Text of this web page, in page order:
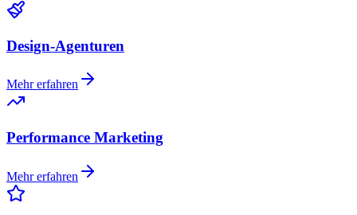
Design-Agenturen
Mehr erfahren
Performance Marketing
Mehr erfahren